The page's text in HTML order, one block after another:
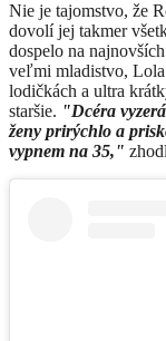
Nie je tajomstvo, že
dovolí jej takmer
dospelo na
veľmi mladistvo,
lodičkách a ultra
staršie. "Dcéra
ženy prirýchlo a
vypnem na 35,"